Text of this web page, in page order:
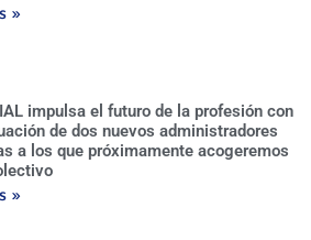
»
impulsa el futuro de la profesión con
de dos nuevos administradores
a los que próximamente acogeremos
»